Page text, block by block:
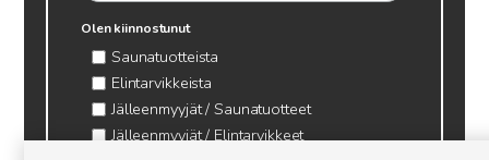
Olen kiinnostunut
Saunatuotteista
Elintarvikkeista
Jälleenmyyjät / Saunatuotteet
Jälleenmyyjät / Elintarvikkeet